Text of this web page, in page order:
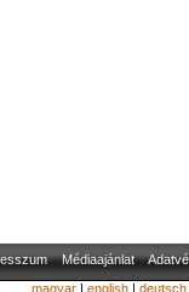
Médiaajánlat
magyar| english| deutsch